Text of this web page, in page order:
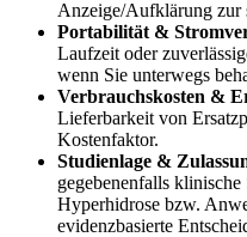
Anzeige/Aufklärung ⁣zur
Portabilität &
Laufzeit⁢ oder
wenn Sie unterwegs⁣
Verbrauchskosten &
Lieferbarkeit von
Kostenfaktor.
Studienlage &
‌gegebenenfalls⁤
Hyperhidrose bzw.
‌evidenzbasierte